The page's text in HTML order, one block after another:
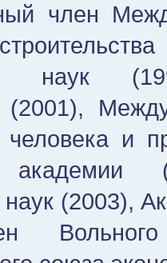
член
наук
человека и
академии
наук (2003),